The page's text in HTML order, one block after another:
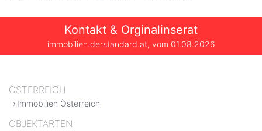
Kontakt & Orginalinserat
immobilien.derstandard.at, vom 01.08.2026
ÖSTERREICH
Immobilien Österreich
OBJEKTARTEN